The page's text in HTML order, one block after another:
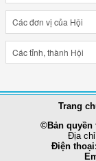
Trang
©Bản quyền
Địa
Điện thoại: